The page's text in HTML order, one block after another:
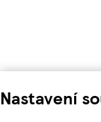
Nastavení